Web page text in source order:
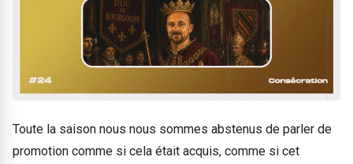
Toute la saison nous nous sommes abstenus de parler de
promotion comme si cela était acquis, comme si cet